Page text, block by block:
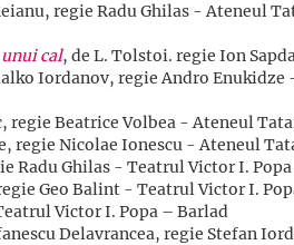
regie Radu Ghilas - Ateneul
cal, de L. Tolstoi. regie Ion
Iordanov, regie Andro
regie Beatrice Volbea - Ateneul
regie Nicolae Ionescu - Ateneul
Radu Ghilas - Teatrul Victor I.
Geo Balint - Teatrul Victor I.
Victor I. Popa – Barlad
Delavrancea, regie Stefan